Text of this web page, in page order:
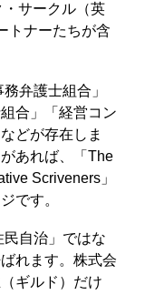
サークル（英
トナーたちが含
弁護士組合」
合」「経営コン
どが存在しま
あれば、「The
Scriveners」
です。
民自治」ではな
れます。株式会
ギルド）だけ